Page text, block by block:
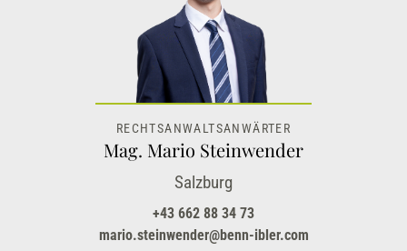
RECHTSANWALTSANWÄRTER
Mag. Mario Steinwender
Salzburg
+43 662 88 34 73
mario.steinwender@benn-ibler.com